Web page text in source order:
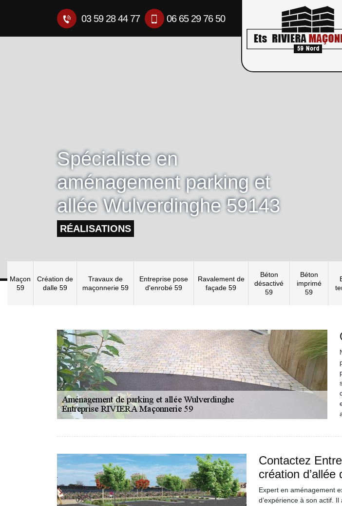
03 59 28 44 77 06 65 29 76 50
Spécialiste en
aménagement parking et
allée Wulverdinghe 59143
RÉALISATIONS
Maçon
59
Création de
dalle 59
Travaux de
maçonnerie 59
Entreprise pose
d'enrobé 59
Ravalement de
façade 59
Béton
désactivé
59
Béton
imprimé
59
Contactez
création
Expert en aménagement
d’expérience à son actif.